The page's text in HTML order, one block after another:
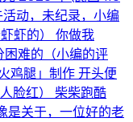
动，未纪录，小编
虾的） 你做我
困难的（小编的评
鸡腿」制作 开头便
脸红） 柴柴跑酷
是关于，一位好的老